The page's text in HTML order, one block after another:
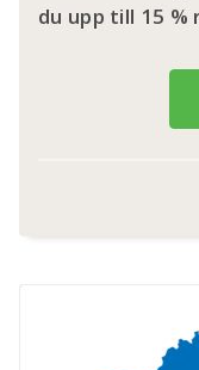
du upp till 15 %